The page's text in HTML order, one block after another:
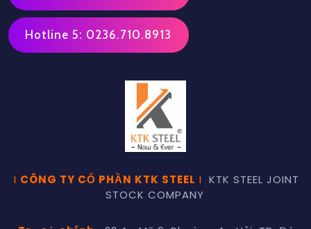
Hotline 5: 0236.710.8913
I CÔNG TY CỔ PHẦN KTK STEEL I KTK STEEL JOINT
STOCK COMPANY